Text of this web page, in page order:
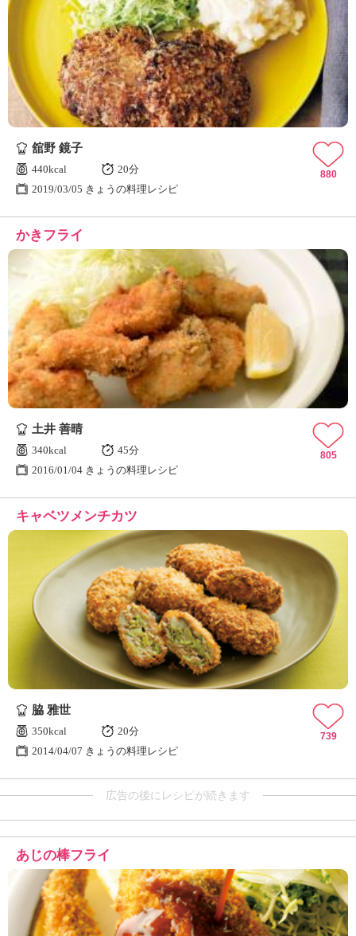
舘野 鏡子
440kcal
20分
2019/03/05 きょうの料理レシピ
880
かきフライ
土井 善晴
340kcal
45分
2016/01/04 きょうの料理レシピ
805
キャベツメンチカツ
脇 雅世
350kcal
20分
2014/04/07 きょうの料理レシピ
739
広告の後にレシピが続きます
あじの棒フライ